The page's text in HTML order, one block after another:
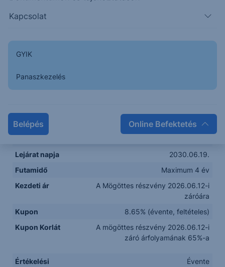
Kapcsolat
GYIK
Panaszkezelés
Belépés Online Befektetés
Megnevezés
CACIB Express Note Erste EUR 26-30
termék
időszak
Kibocsátás
2026.06.19.
Lejárat napja
2030.06.19.
Futamidő
Maximum 4 év
Kezdeti ár
A Mögöttes részvény 2026.06.12-i
záróára
Kupon
8.65% (évente, feltételes)
Kupon Korlát
A mögöttes részvény 2026.06.12-i
záró árfolyamának 65%-a
Értékelési
Évente